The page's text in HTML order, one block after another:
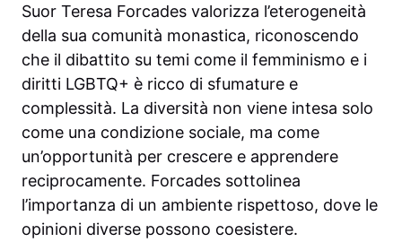
Suor Teresa Forcades valorizza l’eterogeneità
della sua comunità monastica, riconoscendo
che il dibattito su temi come il femminismo e i
diritti LGBTQ+ è ricco di sfumature e
complessità. La diversità non viene intesa solo
come una condizione sociale, ma come
un’opportunità per crescere e apprendere
reciprocamente. Forcades sottolinea
l’importanza di un ambiente rispettoso, dove le
opinioni diverse possono coesistere.